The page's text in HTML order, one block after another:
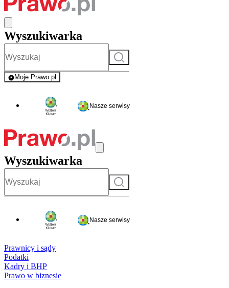
Wyszukiwarka
Szukaj
Moje Prawo.pl
- rejestracja i logowanie do serwisu
Nasze serwisy
Wyszukiwarka
Szukaj
Nasze serwisy
Prawnicy i sądy
Podatki
Kadry i BHP
Prawo w biznesie